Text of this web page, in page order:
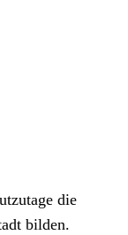
die
bilden.